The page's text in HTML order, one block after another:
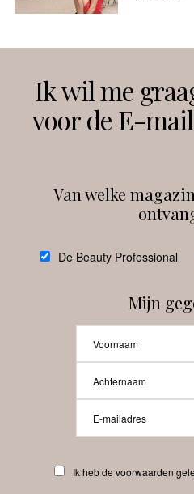
Instagram
Ik wil me
voor de E-
Van welke
De Beauty Professional
Mijn
Ik heb de voorwaarden